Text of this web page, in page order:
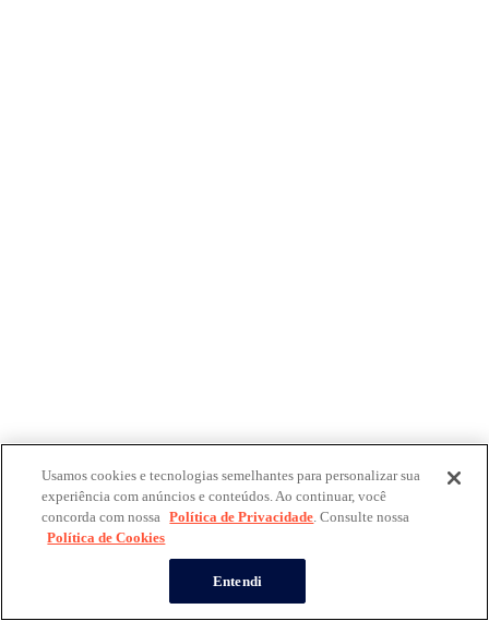
Usamos cookies e tecnologias semelhantes para personalizar sua
experiência com anúncios e conteúdos. Ao continuar, você
concorda com nossa Política de Privacidade. Consulte nossa
Política de Cookies
Entendi